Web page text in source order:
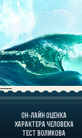
----
ОН-ЛАЙН ОЦЕНКА
ХАРАКТЕРА ЧЕЛОВЕКА
ТЕСТ ВОЛИКОВА